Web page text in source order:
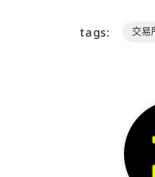
tags: 交易